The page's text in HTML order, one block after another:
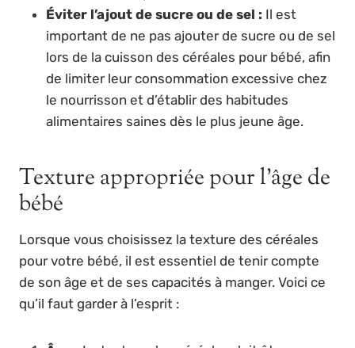
Éviter l’ajout de sucre ou de sel : Il est
important de ne pas ajouter de sucre ou de sel
lors de la cuisson des céréales pour bébé, afin
de limiter leur consommation excessive chez
le nourrisson et d’établir des habitudes
alimentaires saines dès le plus jeune âge.
Texture appropriée pour l’âge de
bébé
Lorsque vous choisissez la texture des céréales
pour votre bébé, il est essentiel de tenir compte
de son âge et de ses capacités à manger. Voici ce
qu’il faut garder à l’esprit :